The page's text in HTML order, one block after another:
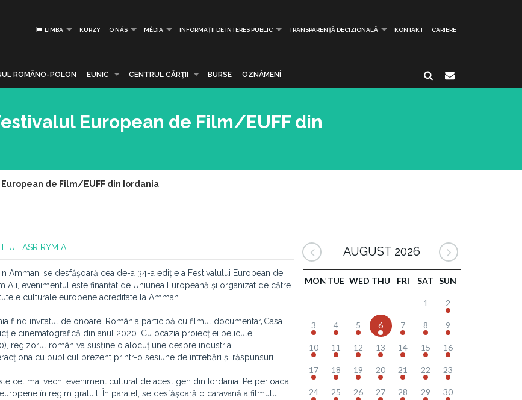
LIMBA KURZY O NÁS MÉDIA INFORMAȚII DE INTERES PUBLIC TRANSPARENȚĂ DECIZIONALĂ KONTAKT CARIERE
ROMÂNO-POLON EUNIC CENTRUL CĂRŢII BURSE OZNÁMENÍ
European de Film/EUFF din
de Film/EUFF din Iordania
UE ASR RYM ALI
Amman, se desfășoară cea de-a 34-a ediție a Festivalului European de
Ali, evenimentul este finanțat de Uniunea Europeană și organizat de către
culturale europene acreditate la Amman.
fiind invitatul de onoare. România participă cu filmul documentar„Casa
cinematografică din anul 2020. Cu ocazia proiecției peliculei
regizorul român va susține o alocuțiune despre industria
cu publicul prezent printr-o sesiune de întrebări și răspunsuri.
cel mai vechi eveniment cultural de acest gen din Iordania. Pe perioada
în regim gratuit. În paralel, se desfășoară o caravană a filmului
AUGUST 2026
MON TUE WED THU FRI SAT SUN
1 2
3 4 5 6 7 8 9
10 11 12 13 14 15 16
17 18 19 20 21 22 23
24 25 26 27 28 29 30